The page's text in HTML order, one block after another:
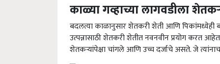
काळ्या गव्हाच्या लागवडीला
बदलत्या काळानुसार शेतकरी शेती आणि
उत्पन्नासाठी शेतकरी शेतीत नवनवीन प्रयोग करत
शेतकऱ्यांपेक्षा चांगले आणि उच्च दर्जाचे असते. जे